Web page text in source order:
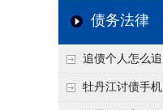
节不注意，钱很难要
意！没有借条只有微
把钱要回来
债务法律
追债个人怎么追
回呢？2026年最新绝
牡丹江讨债手机